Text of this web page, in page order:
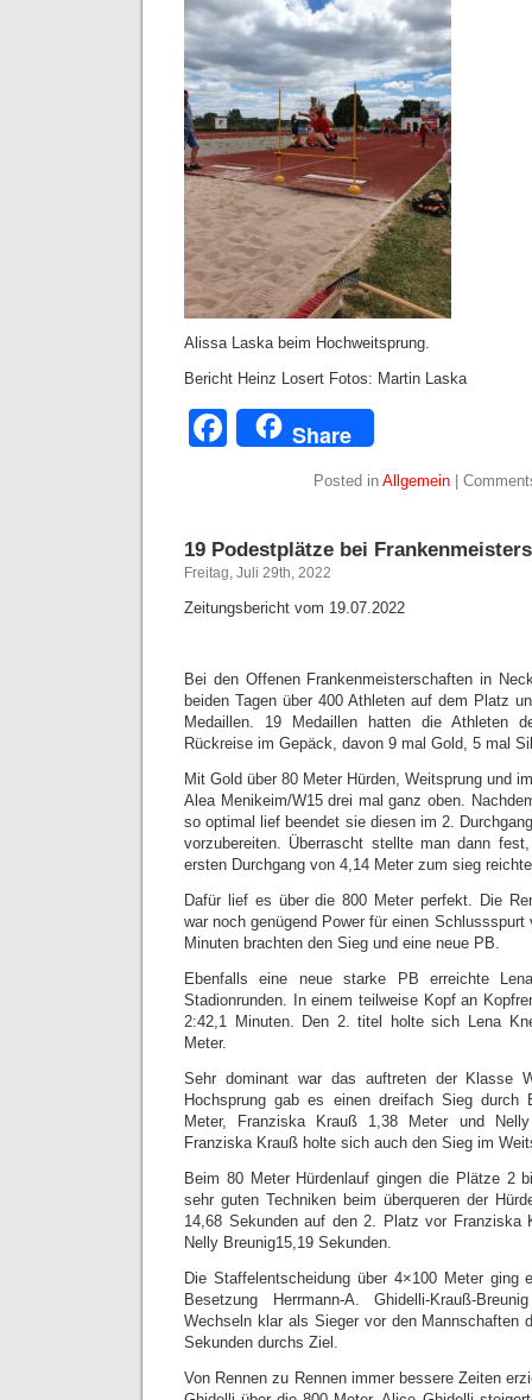
Alissa Laska beim Hochweitsprung.
Bericht Heinz Losert Fotos: Martin Laska
Facebook
Share
Posted in Allgemein|
19 Podestplätze bei
Freitag, Juli 29th, 2022
Zeitungsbericht vom 19.07.2022
Bei den Offenen Frankenmeisterschaften in
beiden Tagen über 400 Athleten auf dem Platz
Medaillen. 19 Medaillen hatten die Athleten
Rückreise im Gepäck, davon 9 mal Gold, 5 mal
Mit Gold über 80 Meter Hürden, Weitsprung und
Alea Menikeim/W15 drei mal ganz oben.
so optimal lief beendet sie diesen im 2.
vorzubereiten. Überrascht stellte man dann
ersten Durchgang von 4,14 Meter zum sieg
Dafür lief es über die 800 Meter perfekt. Die
war noch genügend Power für einen
Minuten brachten den Sieg und eine neue PB.
Ebenfalls eine neue starke PB erreichte
Stadionrunden. In einem teilweise Kopf an
2:42,1 Minuten. Den 2. titel holte sich Lena
Meter.
Sehr dominant war das auftreten der Klasse
Hochsprung gab es einen dreifach Sieg durch
Meter, Franziska Krauß 1,38 Meter und
Franziska Krauß holte sich auch den Sieg im
Beim 80 Meter Hürdenlauf gingen die Plätze 2
sehr guten Techniken beim überqueren der
14,68 Sekunden auf den 2. Platz vor Franziska
Nelly Breunig15,19 Sekunden.
Die Staffelentscheidung über 4×100 Meter ging
Besetzung Herrmann-A. Ghidelli-Krauß-
Wechseln klar als Sieger vor den Mannschaften
Sekunden durchs Ziel.
Von Rennen zu Rennen immer bessere Zeiten